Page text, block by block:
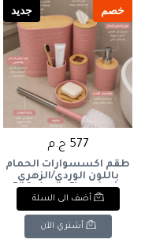
خصم جديد
577 ج.م
طقم اكسسوارات الحمام
باللون الوردي/الزهري
Piece Pink/Rose & Bamboo
Bathroom Accessories
Set.
أضف الى السلة
أشتري الآن